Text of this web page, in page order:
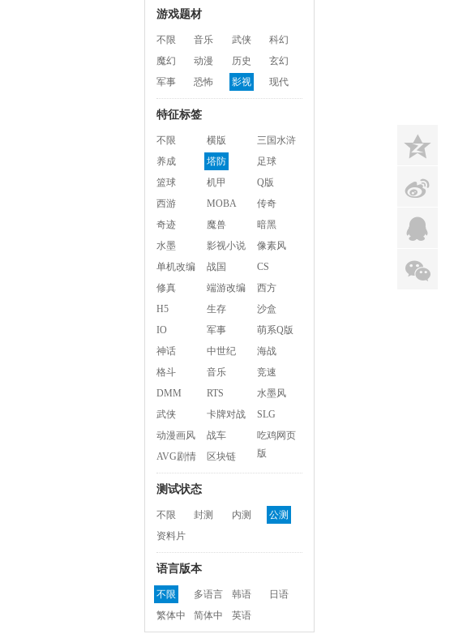
游戏题材
不限 音乐 武侠
科幻
魔幻
动漫 历史
玄幻
军事
恐怖 影视 现代
特征标签
不限 横版
三国水浒
养成
塔防
足球
篮球
机甲
Q版
西游
MOBA
传奇
奇迹
魔兽
暗黑
水墨
影视小说
像素风
单机改编
战国
CS
修真
端游改编
西方
H5
生存
沙盒
IO
军事
萌系Q版
神话
中世纪
海战
格斗
音乐
竞速
DMM
RTS
水墨风
武侠
卡牌对战
SLG
动漫画风
战车
吃鸡网页
版
AVG剧情 区块链
测试状态
不限 封测 内测
公测
资料片
语言版本
不限 多语言 韩语
日语
繁体中
简体中
英语
z
s
q
x